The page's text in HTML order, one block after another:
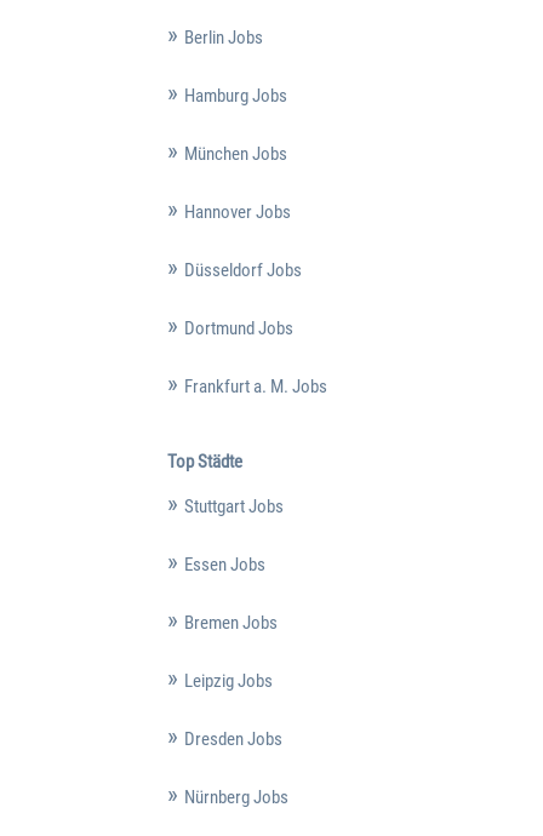
Berlin Jobs
Hamburg Jobs
München Jobs
Hannover Jobs
Düsseldorf Jobs
Dortmund Jobs
Frankfurt a. M. Jobs
Top Städte
Stuttgart Jobs
Essen Jobs
Bremen Jobs
Leipzig Jobs
Dresden Jobs
Nürnberg Jobs